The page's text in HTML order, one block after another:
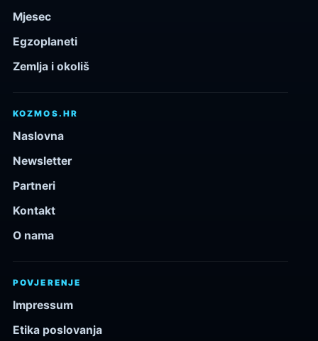
Mjesec
Egzoplaneti
Zemlja i okoliš
KOZMOS.HR
Naslovna
Newsletter
Partneri
Kontakt
O nama
POVJERENJE
Impressum
Etika poslovanja